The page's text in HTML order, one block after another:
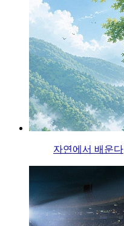
자연에서 배운다